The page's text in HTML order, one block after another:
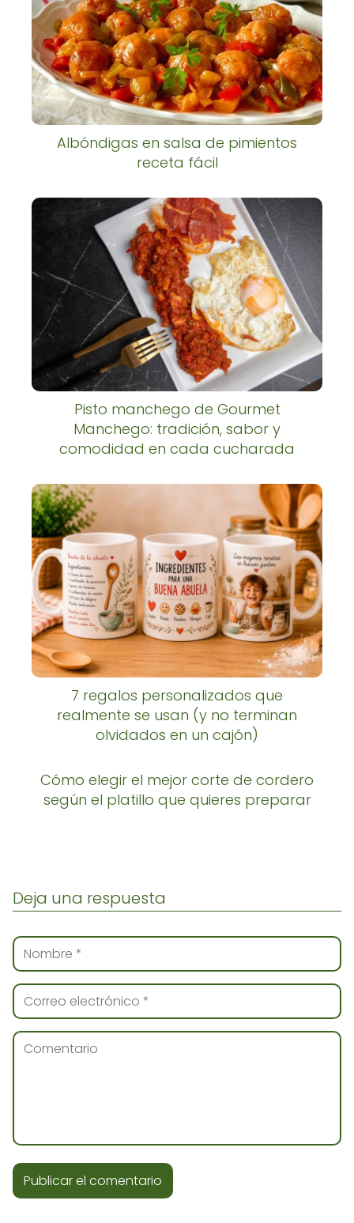
Albóndigas en salsa de pimientos
receta fácil
Pisto manchego de Gourmet
Manchego: tradición, sabor y
comodidad en cada cucharada
7 regalos personalizados que
realmente se usan (y no terminan
olvidados en un cajón)
Cómo elegir el mejor corte de cordero
según el platillo que quieres preparar
Deja una respuesta